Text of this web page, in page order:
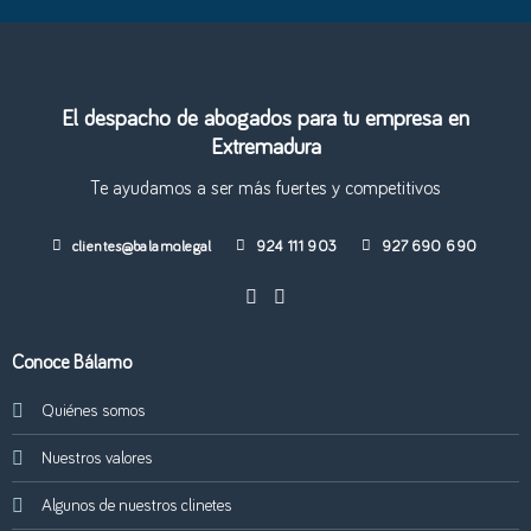
El despacho de abogados para tu empresa en
Extremadura
Te ayudamos a ser más fuertes y competitivos
clientes@balamo.legal 924 111 903 927 690 690
Conoce Bálamo
Quiénes somos
Nuestros valores
Algunos de nuestros clinetes